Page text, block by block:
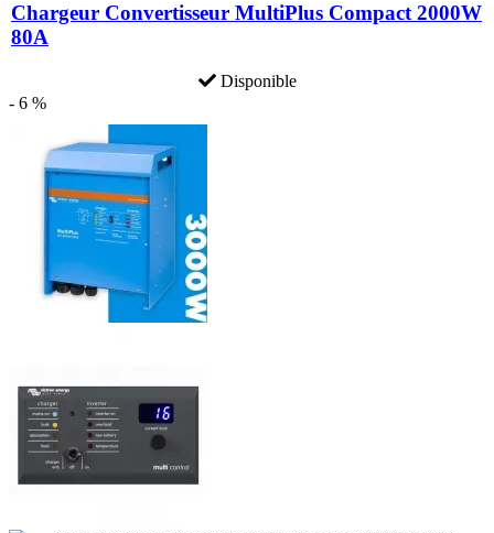
Chargeur Convertisseur MultiPlus Compact 2000W
80A
Disponible
- 6 %